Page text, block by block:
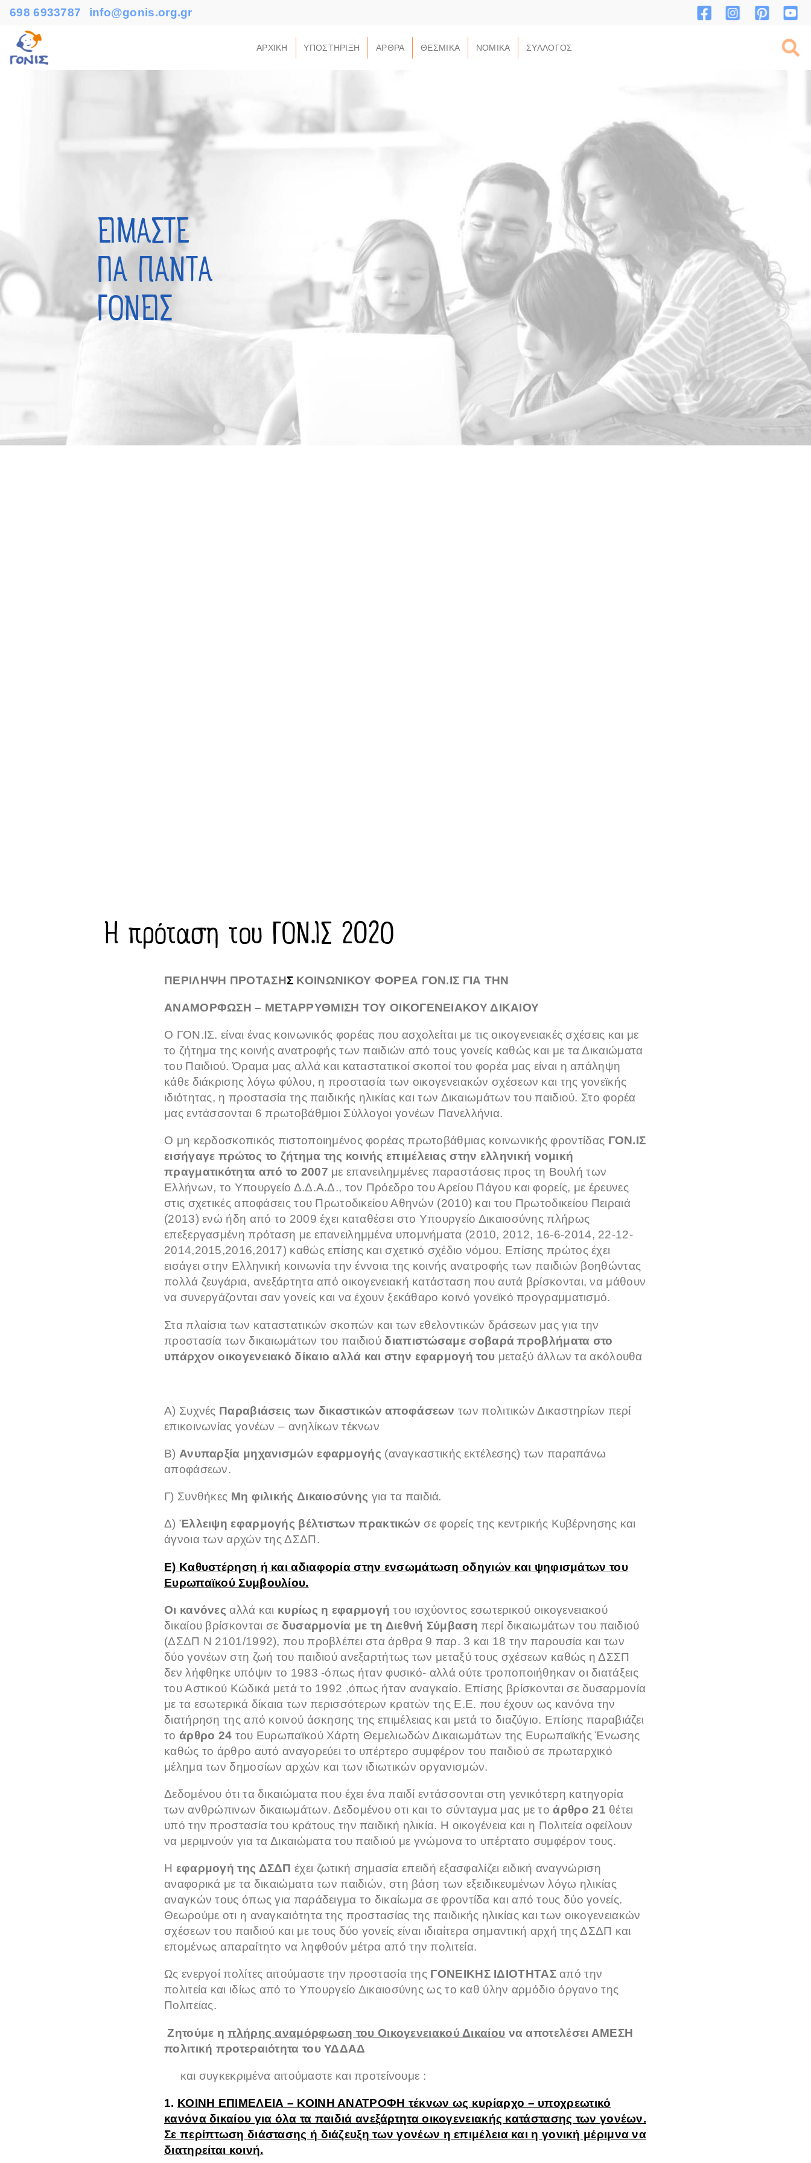
698 6933787 info@gonis.org.gr
ΑΡΧΙΚΗ ΥΠΟΣΤΗΡΙΞΗ ΑΡΘΡΑ ΘΕΣΜΙΚΑ ΝΟΜΙΚΑ ΣΥΛΛΟΓΟΣ
ΕΙΜΑΣΤΕ
ΓΙΑ ΠΑΝΤΑ
ΓΟΝΕΙΣ
Η πρόταση του ΓΟΝ.ΙΣ 2020
ΠΕΡΙΛΗΨΗ ΠΡΟΤΑΣΗΣ ΚΟΙΝΩΝΙΚΟΥ ΦΟΡΕΑ ΓΟΝ.ΙΣ ΓΙΑ ΤΗΝ
ΑΝΑΜΟΡΦΩΣΗ – ΜΕΤΑΡΡΥΘΜΙΣΗ ΤΟΥ ΟΙΚΟΓΕΝΕΙΑΚΟΥ ΔΙΚΑΙΟΥ
Ο ΓΟΝ.ΙΣ. είναι ένας κοινωνικός φορέας που ασχολείται με τις οικογενειακές σχέσεις και με
το ζήτημα της κοινής ανατροφής των παιδιών από τους γονείς καθώς και με τα Δικαιώματα
του Παιδιού. Όραμα μας αλλά και καταστατικοί σκοποί του φορέα μας είναι η απάληψη
κάθε διάκρισης λόγω φύλου, η προστασία των οικογενειακών σχέσεων και της γονεϊκής
ιδιότητας, η προστασία της παιδικής ηλικίας και των Δικαιωμάτων του παιδιού. Στο φορέα
μας εντάσσονται 6 πρωτοβάθμιοι Σύλλογοι γονέων Πανελλήνια.
Ο μη κερδοσκοπικός πιστοποιημένος φορέας πρωτοβάθμιας κοινωνικής φροντίδας ΓΟΝ.ΙΣ
εισήγαγε πρώτος το ζήτημα της κοινής επιμέλειας στην ελληνική νομική
πραγματικότητα από το 2007 με επανειλημμένες παραστάσεις προς τη Βουλή των
Ελλήνων, το Υπουργείο Δ.Δ.Α.Δ., τον Πρόεδρο του Αρείου Πάγου και φορείς, με έρευνες
στις σχετικές αποφάσεις του Πρωτοδικείου Αθηνών (2010) και του Πρωτοδικείου Πειραιά
(2013) ενώ ήδη από το 2009 έχει καταθέσει στο Υπουργείο Δικαιοσύνης πλήρως
επεξεργασμένη πρόταση με επανειλημμένα υπομνήματα (2010, 2012, 16-6-2014, 22-12-
2014,2015,2016,2017) καθώς επίσης και σχετικό σχέδιο νόμου. Επίσης πρώτος έχει
εισάγει στην Ελληνική κοινωνία την έννοια της κοινής ανατροφής των παιδιών βοηθώντας
πολλά ζευγάρια, ανεξάρτητα από οικογενειακή κατάσταση που αυτά βρίσκονται, να μάθουν
να συνεργάζονται σαν γονείς και να έχουν ξεκάθαρο κοινό γονεϊκό προγραμματισμό.
Στα πλαίσια των καταστατικών σκοπών και των εθελοντικών δράσεων μας για την
προστασία των δικαιωμάτων του παιδιούδιαπιστώσαμεσοβαρά προβλήματα στο
υπάρχον οικογενειακό δίκαιο αλλά και στην εφαρμογή του μεταξύ άλλων τα ακόλουθα
Α) Συχνές Παραβιάσεις των δικαστικών αποφάσεωντων πολιτικών Δικαστηρίων περί
επικοινωνίας γονέων – ανηλίκων τέκνων
Β) Ανυπαρξία μηχανισμών εφαρμογής (αναγκαστικής εκτέλεσης) των παραπάνω
αποφάσεων.
Γ) Συνθήκες Μη φιλικής Δικαιοσύνης για τα παιδιά.
Δ) Έλλειψη εφαρμογής βέλτιστων πρακτικώνσε φορείς της κεντρικής Κυβέρνησης και
άγνοια των αρχών της ΔΣΔΠ.
Ε) Καθυστέρηση ή και αδιαφορία στην ενσωμάτωση οδηγιών και ψηφισμάτων του
Ευρωπαϊκού Συμβουλίου.
Οι κανόνεςαλλά και κυρίως η εφαρμογή του ισχύοντος εσωτερικού οικογενειακού
δικαίου βρίσκονται σε δυσαρμονία με τη Διεθνή Σύμβαση περί δικαιωμάτων του παιδιού
(ΔΣΔΠ Ν 2101/1992), που προβλέπει στα άρθρα 9 παρ. 3 και 18 την παρουσία και των
δύο γονέων στη ζωή του παιδιού ανεξαρτήτως των μεταξύ τους σχέσεων καθώς η ΔΣΣΠ
δεν λήφθηκε υπόψιν το 1983 -όπως ήταν φυσικό- αλλά ούτε τροποποιήθηκαν οι διατάξεις
του Αστικού Κώδικά μετά το 1992 ,όπως ήταν αναγκαίο. Επίσης βρίσκονται σε δυσαρμονία
με τα εσωτερικά δίκαια των περισσότερων κρατών της Ε.Ε. που έχουν ως κανόνα την
διατήρηση της από κοινού άσκησης της επιμέλειας και μετά το διαζύγιο. Επίσης παραβιάζει
το άρθρο 24 του Ευρωπαϊκού Χάρτη Θεμελιωδών Δικαιωμάτων της Ευρωπαϊκής Ένωσης
καθώς το άρθρο αυτό αναγορεύει το υπέρτερο συμφέρον του παιδιού σε πρωταρχικό
μέλημα των δημοσίων αρχών και των ιδιωτικών οργανισμών.
Δεδομένου ότι τα δικαιώματα που έχει ένα παιδί εντάσσονται στη γενικότερη κατηγορία
των ανθρώπινων δικαιωμάτων. Δεδομένου οτι και το σύνταγμα μας με τοάρθρο 21 θέτει
υπό την προστασία του κράτους την παιδική ηλικία. Η οικογένεια και η Πολιτεία οφείλουν
να μεριμνούν για τα Δικαιώματα του παιδιού με γνώμονα το υπέρτατο συμφέρον τους.
Η εφαρμογή της ΔΣΔΠέχει ζωτική σημασία επειδή εξασφαλίζει ειδική αναγνώριση
αναφορικά με τα δικαιώματα των παιδιών, στη βάση των εξειδικευμένων λόγω ηλικίας
αναγκών τους όπως για παράδειγμα το δικαίωμα σε φροντίδα και από τους δύο γονείς.
Θεωρούμε οτι η αναγκαιότητα της προστασίας της παιδικής ηλικίας και των οικογενειακών
σχέσεων του παιδιού και με τους δύο γονείς είναι ιδιαίτερα σημαντική αρχή της ΔΣΔΠ και
επομένως απαραίτητο να ληφθούν μέτρα από την πολιτεία.
Ως ενεργοί πολίτες αιτούμαστε την προστασία της ΓΟΝΕΙΚΗΣ ΙΔΙΟΤΗΤΑΣαπό την
πολιτεία και ιδίως από το Υπουργείο Δικαιοσύνης ως το καθ ύλην αρμόδιο όργανο της
Πολιτείας.
Ζητούμε η πλήρηςαναμόρφωση του Οικογενειακού Δικαίου να αποτελέσει ΑΜΕΣΗ
πολιτική προτεραιότητα του ΥΔΔΑΔ
και συγκεκριμένα αιτούμαστε και προτείνουμε :
1. ΚΟΙΝΗ ΕΠΙΜΕΛΕΙΑ – ΚΟΙΝΗ ΑΝΑΤΡΟΦΗ τέκνων ως κυρίαρχο – υποχρεωτικό
κανόνα δικαίου για όλα τα παιδιά ανεξάρτητα οικογενειακής κατάστασης των γονέων.
Σε περίπτωση διάστασης ή διάζευξη των γονέων η επιμέλεια και η γονική μέριμνα να
διατηρείται κοινή.